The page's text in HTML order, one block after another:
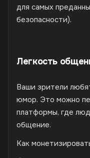
для самых
безопасности).
Легкость
Ваши зрители
юмор. Это можно
платформы, где
общение.
Как